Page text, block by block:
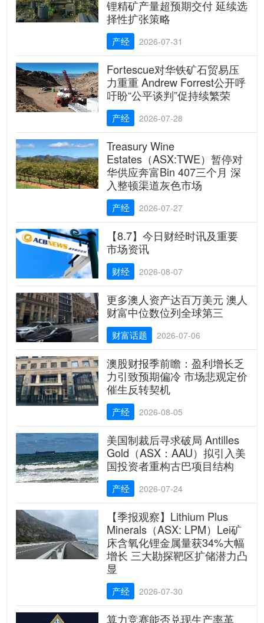
锂精矿产量超预期交付 延续选
择性扩张策略
产经 2026-07-31
Fortescue对华铁矿石贸易压
力重重 Andrew Forrest公开呼
吁盼“公平谈判”促持续繁荣
产经 2026-07-28
Treasury Wine
Estates（ASX:TWE）暂停对
华供应奔富Bin 407三个月 深
入整顿渠道灰色市场
产经 2026-07-27
【8.7】今日财经时讯及重要
市场资讯
财经 2026-08-07
更多澳人资产达百万美元 澳人
财富中位数位列全球第三
财富话题 2026-07-06
澳股财报季前瞻：盈利增长乏
力引致预期偏冷 市场悲观定价
催生反转契机
产经 2026-08-05
美国制裁后寻求破局 Antilles
Gold（ASX：AAU）拟引入美
国投资者重构古巴项目结构
产经 2026-07-24
【季报观察】Lithium Plus
Minerals（ASX: LPM）Lei矿
床含氧化锂金属量获34%大幅
增长 三大勘探靶区扩储潜力凸
显
产经 2026-07-30
算力竞赛能否兑现生产率革